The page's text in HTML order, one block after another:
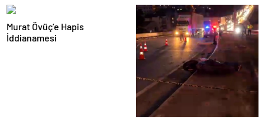
Murat Övüç’e Hapis
İddianamesi